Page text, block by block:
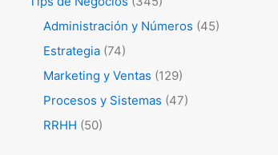
Administración y Números (45)
Estrategia (74)
Marketing y Ventas (129)
Procesos y Sistemas (47)
RRHH (50)